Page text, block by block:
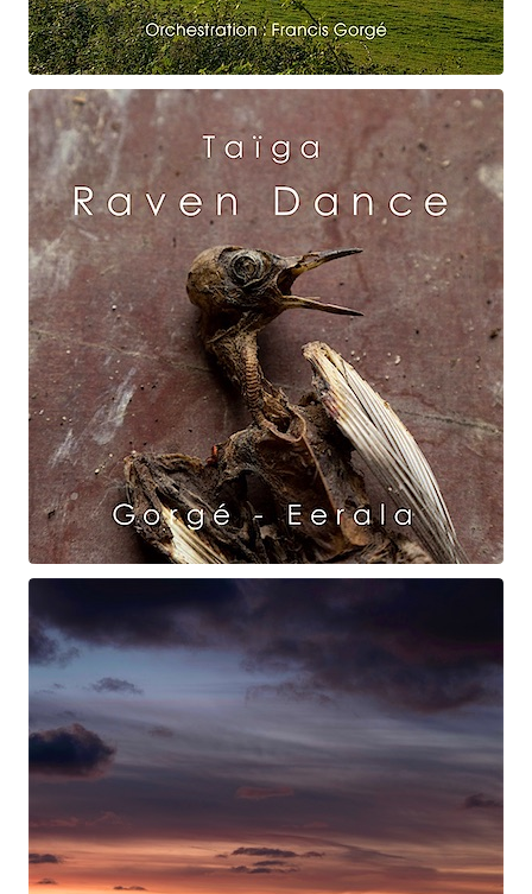
Claude Debussy
Le vent dans la plaine
Raven Dance
Gorgé - Eerala